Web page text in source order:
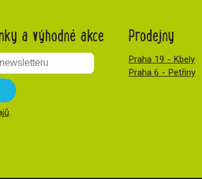
a výhodné akce
.
Prodejny
Praha 19 - Kbely
Praha 6 - Petřiny